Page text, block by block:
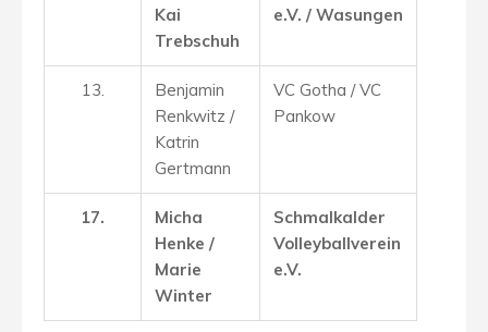
Kai
Trebschuh
e.V. / Wasungen
13.
Benjamin
Renkwitz /
Katrin
Gertmann
VC Gotha / VC
Pankow
17.
Micha
Henke /
Marie
Winter
Schmalkalder
Volleyballverein
e.V.